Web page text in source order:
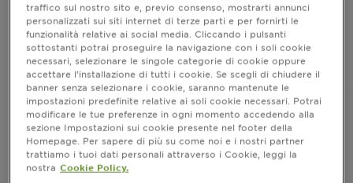
ACQUISTA ORA
Dove acquistare
INFORMAZIONI PRODOTTO
traffico sul nostro sito e, previo consenso, mostrarti annunci
personalizzati sui siti internet di terze parti e per fornirti le
funzionalità relative ai social media. Cliccando i pulsanti
sottostanti potrai proseguire la navigazione con i soli cookie
necessari, selezionare le singole categorie di cookie oppure
accettare l’installazione di tutti i cookie. Se scegli di chiudere il
banner senza selezionare i cookie, saranno mantenute le
impostazioni predefinite relative ai soli cookie necessari. Potrai
modificare le tue preferenze in ogni momento accedendo alla
sezione Impostazioni sui cookie presente nel footer della
Homepage. Per sapere di più su come noi e i nostri partner
trattiamo i tuoi dati personali attraverso i Cookie, leggi la
nostra Cookie Policy.